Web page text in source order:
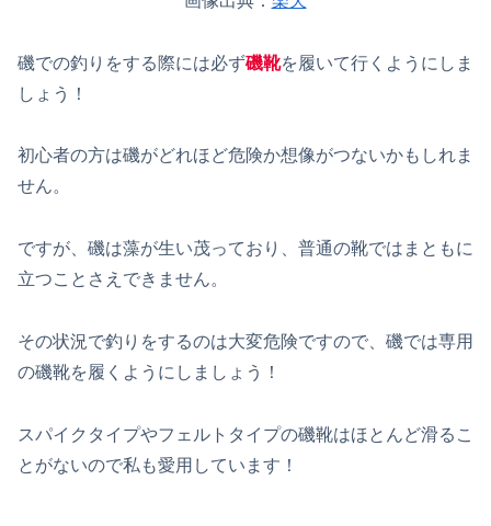
磯での釣りをする際には必ず磯靴を履いて行くようにしま
しょう！
初心者の方は磯がどれほど危険か想像がつないかもしれま
せん。
ですが、磯は藻が生い茂っており、普通の靴ではまともに
立つことさえできません。
その状況で釣りをするのは大変危険ですので、磯では専用
の磯靴を履くようにしましょう！
スパイクタイプやフェルトタイプの磯靴はほとんど滑るこ
とがないので私も愛用しています！